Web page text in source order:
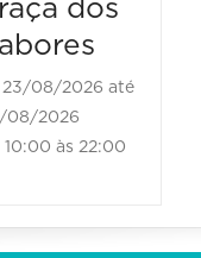
dos
23/08/2026 até
08/2026
às 22:00